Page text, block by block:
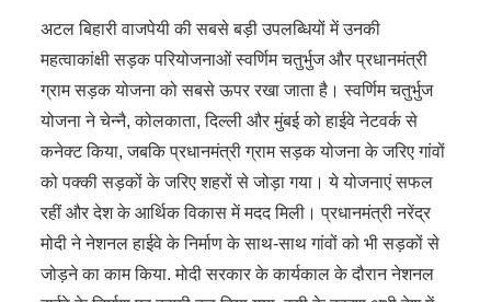
अटल बिहारी वाजपेयी की सबसे बड़ी उपलब्धियों में उनकी
महत्वाकांक्षी सड़क परियोजनाओं स्वर्णिम चतुर्भुज और प्रधानमंत्री
ग्राम सड़क योजना को सबसे ऊपर रखा जाता है। स्वर्णिम चतुर्भुज
योजना ने चेन्नै, कोलकाता, दिल्ली और मुंबई को हाईवे नेटवर्क से
कनेक्ट किया, जबकि प्रधानमंत्री ग्राम सड़क योजना के जरिए गांवों
को पक्की सड़कों के जरिए शहरों से जोड़ा गया। ये योजनाएं सफल
रहीं और देश के आर्थिक विकास में मदद मिली। प्रधानमंत्री नरेंद्र
मोदी ने नेशनल हाईवे के निर्माण के साथ-साथ गांवों को भी सड़कों से
जोड़ने का काम किया. मोदी सरकार के कार्यकाल के दौरान नेशनल